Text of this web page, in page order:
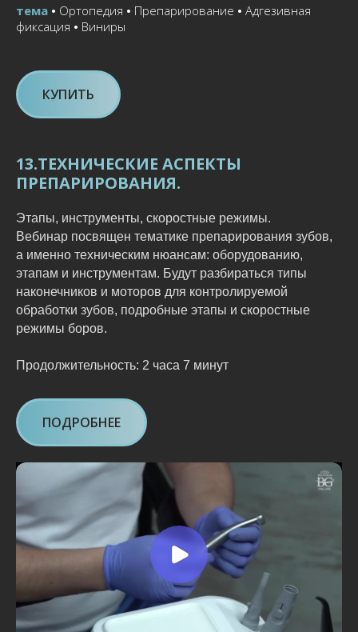
тема • Ортопедия • Препарирование • Адгезивная
фиксация • Виниры
КУПИТЬ
13.ТЕХНИЧЕСКИЕ АСПЕКТЫ
ПРЕПАРИРОВАНИЯ.
Этапы, инструменты, скоростные режимы.
Вебинар посвящен тематике препарирования зубов,
а именно техническим нюансам: оборудованию,
этапам и инструментам. Будут разбираться типы
наконечников и моторов для контролируемой
обработки зубов, подробные этапы и скоростные
режимы боров.
Продолжительность: 2 часа 7 минут
ПОДРОБНЕЕ